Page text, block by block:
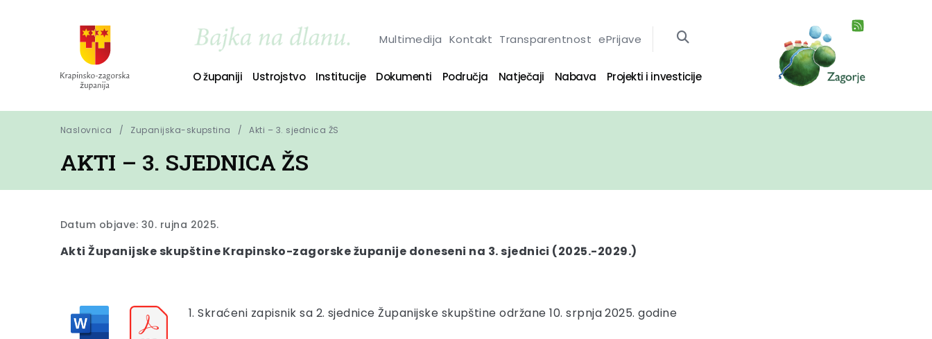
Multimedija Kontakt Transparentnost ePrijave
O županiji Ustrojstvo Institucije Dokumenti Područja Natječaji Nabava Projekti i investicije
Naslovnica Zupanijska-skupstina Akti – 3. sjednica ŽS
AKTI – 3. SJEDNICA ŽS
Datum objave: 30. rujna 2025.
Akti Županijske skupštine Krapinsko-zagorske županije doneseni na 3. sjednici (2025.-2029.)
1. Skraćeni zapisnik sa 2. sjednice Županijske skupštine održane 10. srpnja 2025. godine